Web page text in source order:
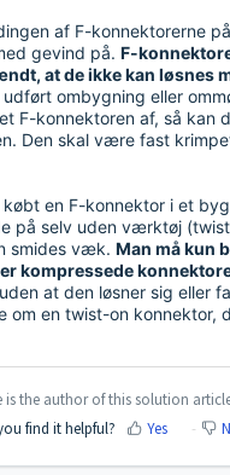
af F-konnektorerne
gevind på. F-
at de ikke kan løsnes
ombygning eller
F-konnektoren af, så kan
Den skal være fast
købt en F-konnektor i et
på selv uden værktøj
smides væk. Man må kun
kompressede
at den løsner sig eller
om en twist-on konnektor,
is the author of this solution
find it helpful?
Yes